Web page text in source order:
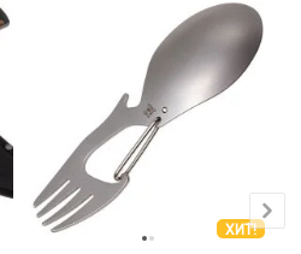
ХИТ!